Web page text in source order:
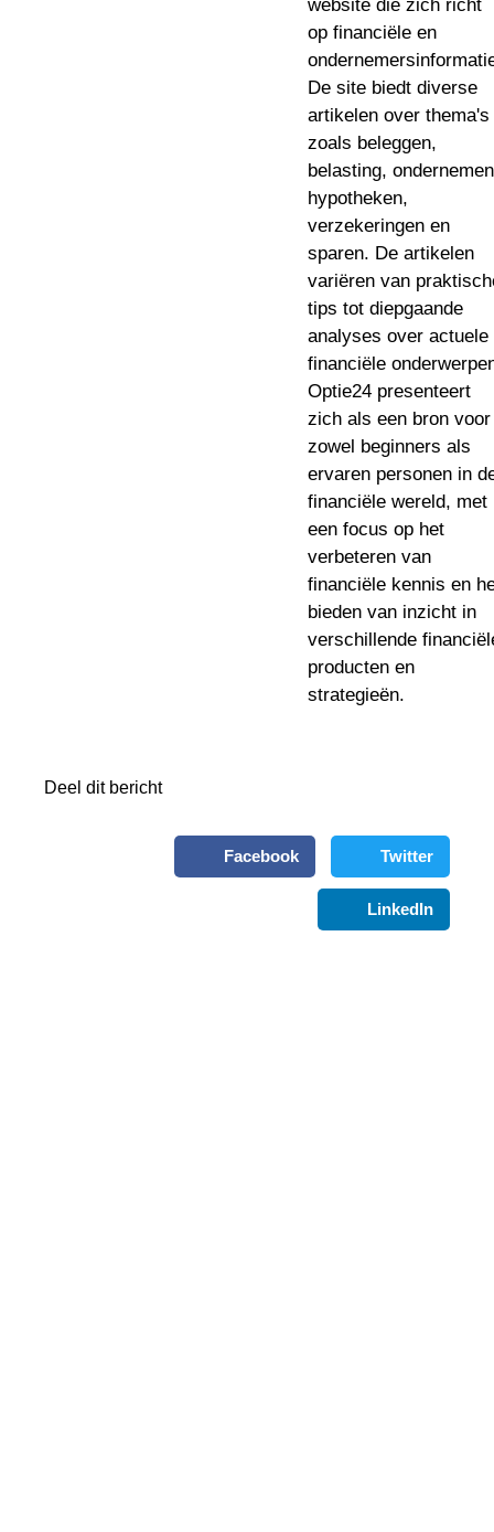
website die zich richt
op financiële en
De site biedt diverse
artikelen over thema's
zoals beleggen,
belasting,
hypotheken,
verzekeringen en
sparen. De artikelen
variëren van
tips tot diepgaande
analyses over actuele
financiële
Optie24 presenteert
zich als een bron voor
zowel beginners als
ervaren personen in
financiële wereld, met
een focus op het
verbeteren van
financiële kennis en
bieden van inzicht in
verschillende
producten en
strategieën.
Deel dit bericht
Facebook Twitter
LinkedIn